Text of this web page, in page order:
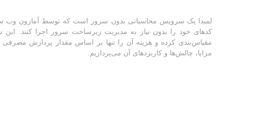
کدهای خود را بدون نیاز به مدیریت زیرساخت سرور اجرا کنند.
مزایا، چالش‌ها و کاربردهای آن می‌پردازیم.